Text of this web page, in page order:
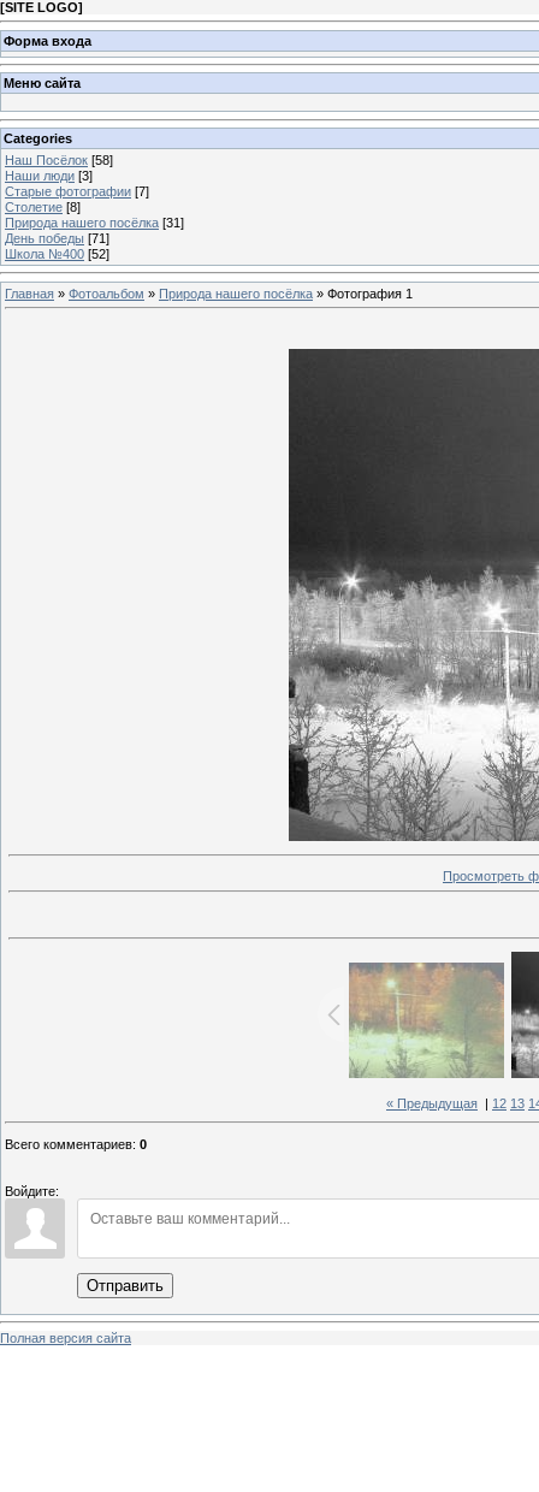
[SITE LOGO]
Форма входа
Меню сайта
Categories
Наш Посёлок [58]
Наши люди [3]
Старые фотографии [7]
Столетие [8]
Природа нашего посёлка [31]
День победы [71]
Школа №400 [52]
Главная » Фотоальбом » Природа нашего посёлка » Фотография 1
Просмотреть
« Предыдущая 12 13
Всего комментариев: 0
Войдите:
Отправить
Полная версия сайта